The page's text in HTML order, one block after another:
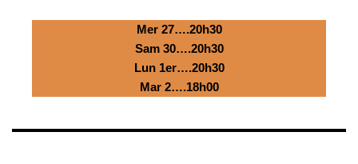
Mer 27….20h30
Sam 30….20h30
Lun 1er….20h30
Mar 2….18h00